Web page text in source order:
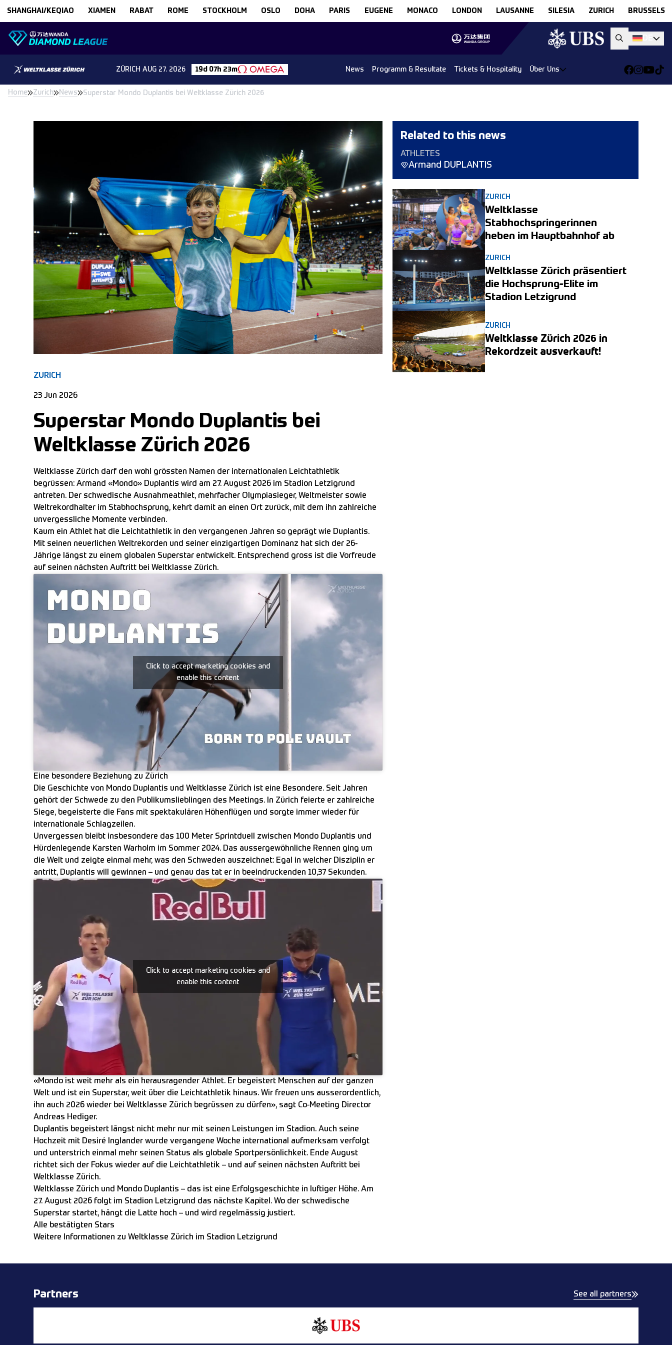
SHANGHAI/KEQIAO XIAMEN RABAT ROME STOCKHOLM OSLO DOHA PARIS EUGENE MONACO LONDON LAUSANNE SILESIA ZURICH BRUSSELS
ZÜRICH AUG 27. 2026 19d 07h 23m News Programm & Resultate Tickets & Hospitality Über Uns
Home Zurich News Superstar Mondo Duplantis bei Weltklasse Zürich 2026
ZURICH
23 Jun 2026
Superstar Mondo Duplantis bei
Weltklasse Zürich 2026
Weltklasse Zürich darf den wohl grössten Namen der internationalen Leichtathletik
begrüssen: Armand «Mondo» Duplantis wird am 27. August 2026 im Stadion Letzigrund
antreten. Der schwedische Ausnahmeathlet, mehrfacher Olympiasieger, Weltmeister sowie
Weltrekordhalter im Stabhochsprung, kehrt damit an einen Ort zurück, mit dem ihn zahlreiche
unvergessliche Momente verbinden.
Kaum ein Athlet hat die Leichtathletik in den vergangenen Jahren so geprägt wie Duplantis.
Mit seinen neuerlichen Weltrekorden und seiner einzigartigen Dominanz hat sich der 26-
Jährige längst zu einem globalen Superstar entwickelt. Entsprechend gross ist die Vorfreude
auf seinen nächsten Auftritt bei Weltklasse Zürich.
Click to accept marketing cookies and
enable this content
Eine besondere Beziehung zu Zürich
Die Geschichte von Mondo Duplantis und Weltklasse Zürich ist eine Besondere. Seit Jahren
gehört der Schwede zu den Publikumslieblingen des Meetings. In Zürich feierte er zahlreiche
Siege, begeisterte die Fans mit spektakulären Höhenflügen und sorgte immer wieder für
internationale Schlagzeilen.
Unvergessen bleibt insbesondere das 100 Meter Sprintduell zwischen Mondo Duplantis und
Hürdenlegende Karsten Warholm im Sommer 2024. Das aussergewöhnliche Rennen ging um
die Welt und zeigte einmal mehr, was den Schweden auszeichnet: Egal in welcher Disziplin er
antritt, Duplantis will gewinnen – und genau das tat er in beeindruckenden 10,37 Sekunden.
Click to accept marketing cookies and
enable this content
«Mondo ist weit mehr als ein herausragender Athlet. Er begeistert Menschen auf der ganzen
Welt und ist ein Superstar, weit über die Leichtathletik hinaus. Wir freuen uns ausserordentlich,
ihn auch 2026 wieder bei Weltklasse Zürich begrüssen zu dürfen», sagt Co-Meeting Director
Andreas Hediger.
Duplantis begeistert längst nicht mehr nur mit seinen Leistungen im Stadion. Auch seine
Hochzeit mit Desiré Inglander wurde vergangene Woche international aufmerksam verfolgt
und unterstrich einmal mehr seinen Status als globale Sportpersönlichkeit. Ende August
richtet sich der Fokus wieder auf die Leichtathletik – und auf seinen nächsten Auftritt bei
Weltklasse Zürich.
Weltklasse Zürich und Mondo Duplantis – das ist eine Erfolgsgeschichte in luftiger Höhe. Am
27. August 2026 folgt im Stadion Letzigrund das nächste Kapitel. Wo der schwedische
Superstar startet, hängt die Latte hoch – und wird regelmässig justiert.
Alle bestätigten Stars
Weitere Informationen zu Weltklasse Zürich im Stadion Letzigrund
Related to this news
ATHLETES
Armand DUPLANTIS
ZURICH
Weltklasse
Stabhochspringerinnen
heben im Hauptbahnhof ab
ZURICH
Weltklasse Zürich präsentiert
die Hochsprung-Elite im
Stadion Letzigrund
ZURICH
Weltklasse Zürich 2026 in
Rekordzeit ausverkauft!
Partners See all partners